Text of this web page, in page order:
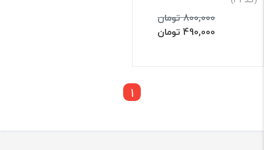
800,000 تومان
490,000 تومان
1